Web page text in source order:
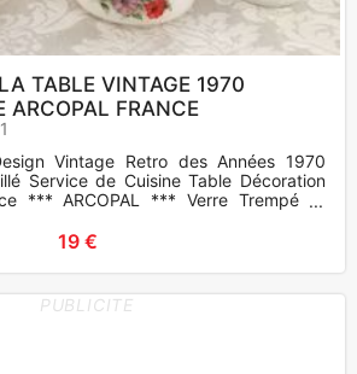
TABLE VINTAGE 1970
ARCOPAL FRANCE
Vintage Retro des Années 1970
Service de Cuisine Table Décoration
*** ARCOPAL *** Verre Trempé et
19 €
PUBLICITE